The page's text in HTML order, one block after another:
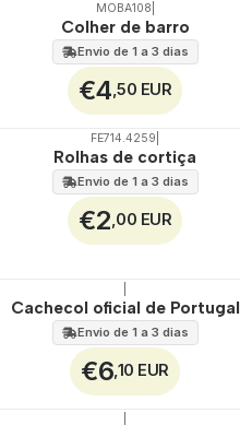
MOBA108
Colher de barro
Envio de 1 a 3 dias
€4 ,50 EUR
FE714.4259
Rolhas de cortiça
Envio de 1 a 3 dias
€2 ,00 EUR
Cachecol oficial de Portugal
Envio de 1 a 3 dias
€6 ,10 EUR